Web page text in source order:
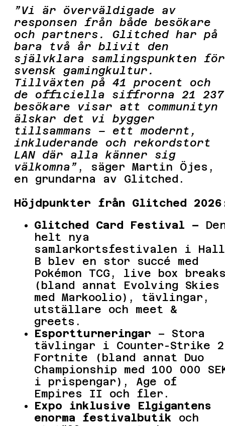
”Vi är överväldigade av
responsen från både besökare
och partners. Glitched har på
bara två år blivit den
självklara samlingspunkten för
svensk gamingkultur.
Tillväxten på 41 procent och
de officiella siffrorna 21 237
besökare visar att communityn
älskar det vi bygger
tillsammans – ett modernt,
inkluderande och rekordstort
LAN där alla känner sig
välkomna” , säger Martin Öjes,
en grundarna av Glitched.
Höjdpunkter från Glitched
Glitched Card Festival –
helt nya
samlarkortsfestivalen i Hall
B blev en stor succé med
Pokémon TCG, live box
(bland annat Evolving Skies
med Markoolio), tävlingar,
utställare och meet &
greets.
Esportturneringar – Stora
tävlingar i Counter-Strike
Fortnite (bland annat Duo
Championship med 100 000
i prispengar), Age of
Empires II och fler.
Expo inklusive Elgigantens
enorma festivalbutik och